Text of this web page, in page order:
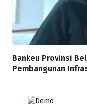
Bankeu Provinsi
Pembangunan